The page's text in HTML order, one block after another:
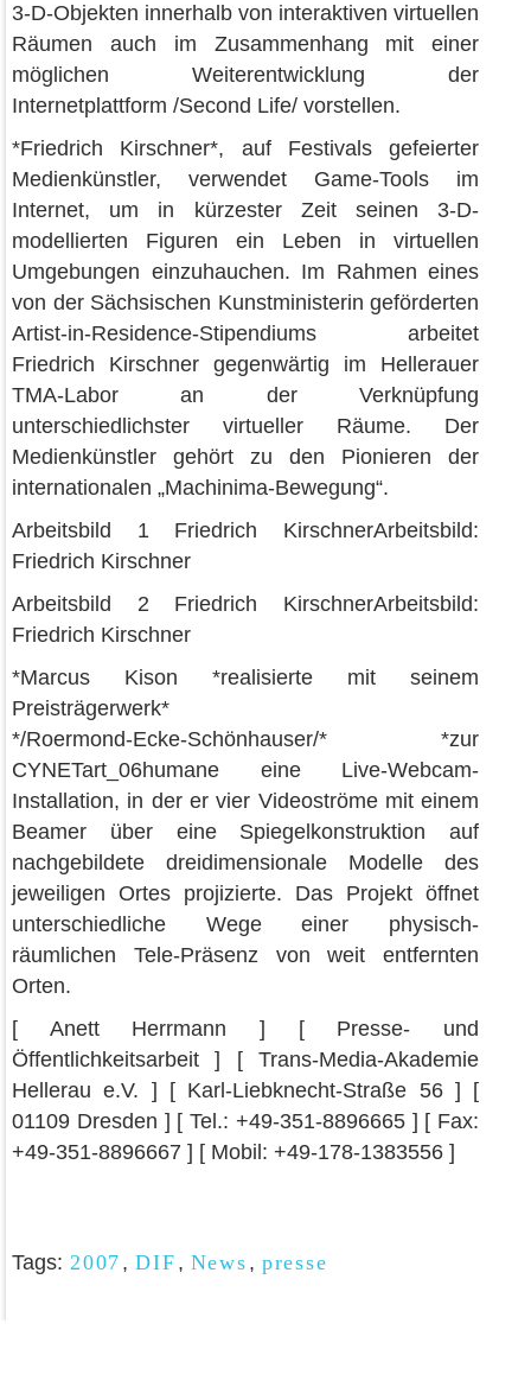
3-D-Objekten innerhalb von interaktiven virtuellen
Räumen auch im Zusammenhang mit einer
möglichen Weiterentwicklung der
Internetplattform /Second Life/ vorstellen.
*Friedrich Kirschner*, auf Festivals gefeierter
Medienkünstler, verwendet Game-Tools im
Internet, um in kürzester Zeit seinen 3-D-
modellierten Figuren ein Leben in virtuellen
Umgebungen einzuhauchen. Im Rahmen eines
von der Sächsischen Kunstministerin geförderten
Artist-in-Residence-Stipendiums arbeitet
Friedrich Kirschner gegenwärtig im Hellerauer
TMA-Labor an der Verknüpfung
unterschiedlichster virtueller Räume. Der
Medienkünstler gehört zu den Pionieren der
internationalen „Machinima-Bewegung“.
Arbeitsbild 1 Friedrich KirschnerArbeitsbild:
Friedrich Kirschner
Arbeitsbild 2 Friedrich KirschnerArbeitsbild:
Friedrich Kirschner
*Marcus Kison *realisierte mit seinem
Preisträgerwerk*
*/Roermond-Ecke-Schönhauser/* *zur
CYNETart_06humane eine Live-Webcam-
Installation, in der er vier Videoströme mit einem
Beamer über eine Spiegelkonstruktion auf
nachgebildete dreidimensionale Modelle des
jeweiligen Ortes projizierte. Das Projekt öffnet
unterschiedliche Wege einer physisch-
räumlichen Tele-Präsenz von weit entfernten
Orten.
[ Anett Herrmann ] [ Presse- und
Öffentlichkeitsarbeit ] [ Trans-Media-Akademie
Hellerau e.V. ] [ Karl-Liebknecht-Straße 56 ] [
01109 Dresden ] [ Tel.: +49-351-8896665 ] [ Fax:
+49-351-8896667 ] [ Mobil: +49-178-1383556 ]
Tags: 2007 , DIF , News , presse